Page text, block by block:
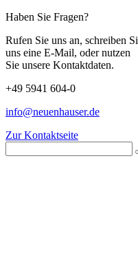
Haben Sie Fragen?
Rufen Sie uns an, schreiben
uns eine E-Mail, oder nutzen
Sie unsere Kontaktdaten.
+49 5941 604-0
info@neuenhauser.de
Zur Kontaktseite